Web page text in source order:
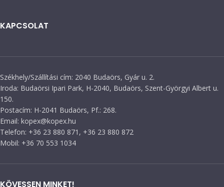
KAPCSOLAT
Székhely/Szállítási cím: 2040 Budaörs, Gyár u. 2.
Iroda: Budaörsi Ipari Park, H-2040, Budaörs, Szent-Györgyi Albert u.
150.
Postacím: H-2041 Budaörs, Pf.: 268.
Email: kopex@kopex.hu
Telefon: +36 23 880 871, +36 23 880 872
Mobil: +36 70 553 1034
KÖVESSEN MINKET!